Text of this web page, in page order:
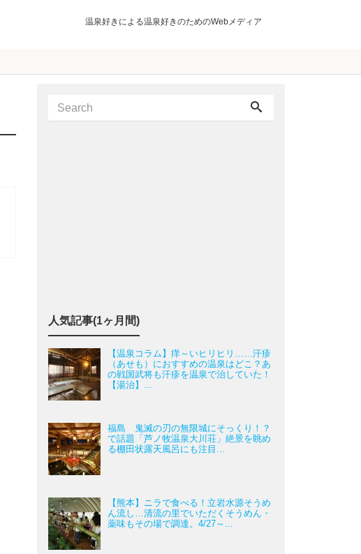
温泉好きによる温泉好きのためのWebメディア
人気記事(1ヶ月間)
【温泉コラム】痒～いヒリヒリ……汗疹
（あせも）におすすめの温泉はどこ？あ
の戦国武将も汗疹を温泉で治していた！
【湯治】...
福島 鬼滅の刃の無限城にそっくり！？
で話題「芦ノ牧温泉大川荘」絶景を眺め
る棚田状露天風呂にも注目...
【熊本】ニラで食べる！立岩水源そうめ
ん流し…清流の里でいただくそうめん・
薬味もその場で調達。4/27～...